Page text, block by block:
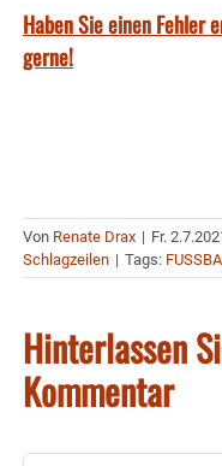
Haben Sie einen Fehler
gerne!
Von Renate Drax | Fr.
Schlagzeilen | Tags:
Hinterlassen
Kommentar